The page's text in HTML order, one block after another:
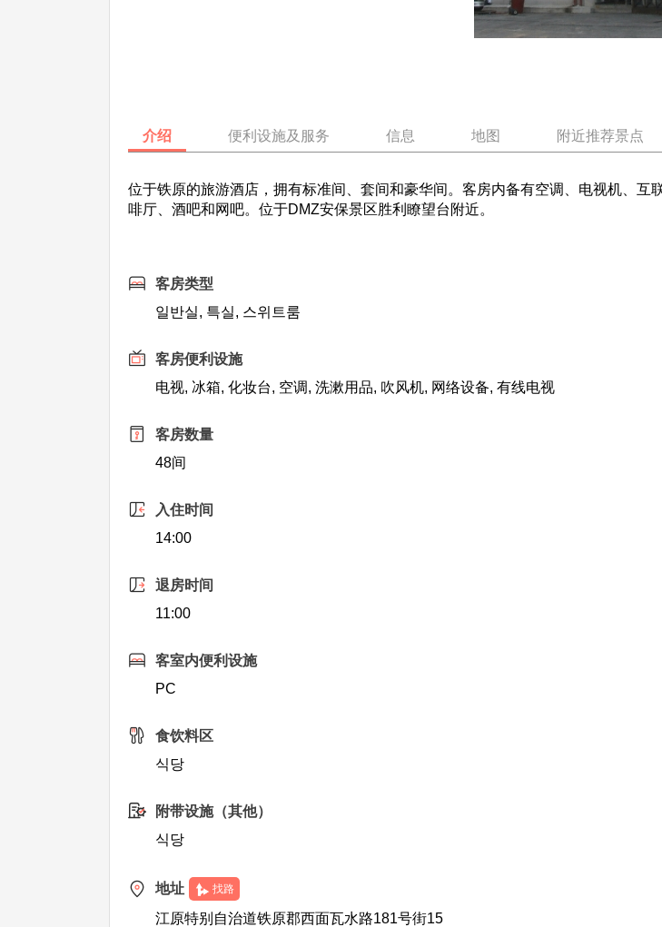
介绍 便利设施及服务 信息 地图 附近推荐景点
位于铁原的旅游酒店，拥有标准间、套间和豪华间。客房内备有空调、电视机、
啡厅、酒吧和网吧。位于DMZ安保景区胜利瞭望台附近。
客房类型
일반실, 특실, 스위트룸
客房便利设施
电视, 冰箱, 化妆台, 空调, 洗漱用品, 吹风机, 网络设备, 有线电视
客房数量
48间
入住时间
14:00
退房时间
11:00
客室内便利设施
PC
食饮料区
식당
附带设施（其他）
식당
地址 找路
江原特别自治道铁原郡西面瓦水路181号街15